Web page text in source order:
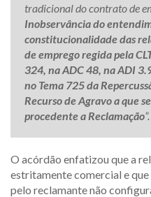
tradicional do contrato de
Inobservância do
constitucionalidade das
de emprego regida pela
324, na ADC 48, na ADI
no Tema 725 da
Recurso de Agravo a que
procedente a Reclamação”.
O acórdão enfatizou que a
estritamente comercial e
pelo reclamante não